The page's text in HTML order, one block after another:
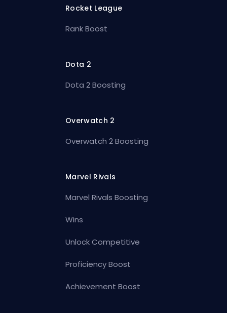
Rocket League
Rank Boost
Dota 2
Dota 2 Boosting
Overwatch 2
Overwatch 2 Boosting
Marvel Rivals
Marvel Rivals Boosting
Wins
Unlock Competitive
Proficiency Boost
Achievement Boost